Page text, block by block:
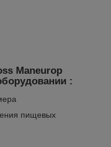
Maneurop
:
пищевых